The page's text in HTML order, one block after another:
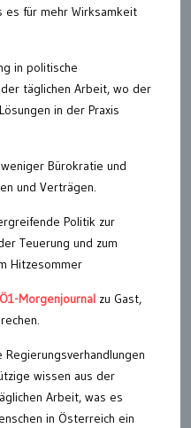
es für mehr Wirksamkeit
in politische
täglichen Arbeit, wo der
in der Praxis
Bürokratie und
und Verträgen.
Politik zur
Teuerung und zum
Hitzesommer
Ö1-Morgenjournal zu Gast,
wissen aus der
Arbeit, was es
in Österreich ein